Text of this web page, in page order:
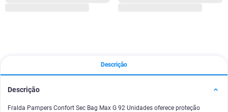
Descrição
Descrição
Fralda Pampers Confort Sec Bag Max G 92 Unidades oferece proteção